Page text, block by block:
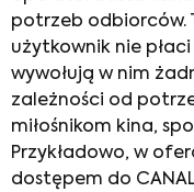
potrzeb odbiorców.
użytkownik nie
wywołują w nim
zależności od
miłośnikom kina,
Przykładowo, w
dostępem do